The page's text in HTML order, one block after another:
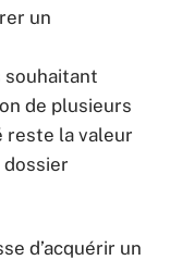
un
de plusieurs
reste la valeur
dossier
d’acquérir un